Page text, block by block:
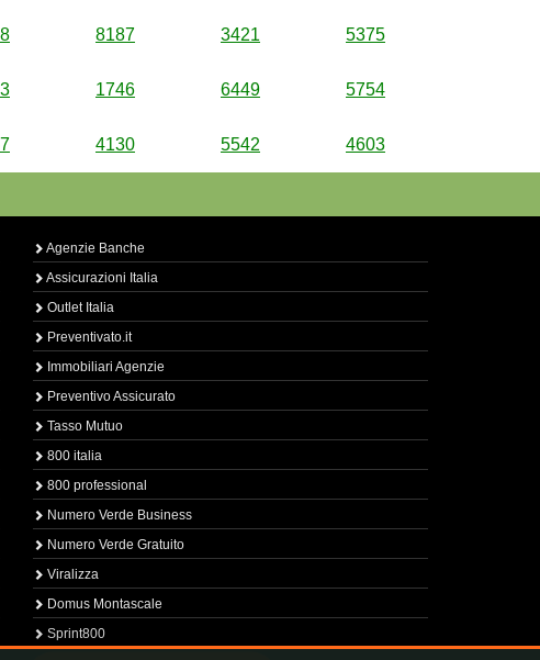
8187 3421 5375
1746 6449 5754
4130 5542 4603
Agenzie Banche
Assicurazioni Italia
Outlet Italia
Preventivato.it
Immobiliari Agenzie
Preventivo Assicurato
Tasso Mutuo
800 italia
800 professional
Numero Verde Business
Numero Verde Gratuito
Viralizza
Domus Montascale
Sprint800